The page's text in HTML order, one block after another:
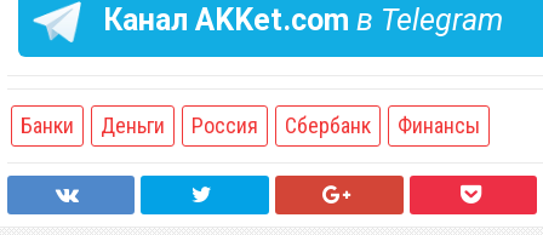
Канал AKKet.com в Telegram
Банки Деньги Россия Сбербанк Финансы